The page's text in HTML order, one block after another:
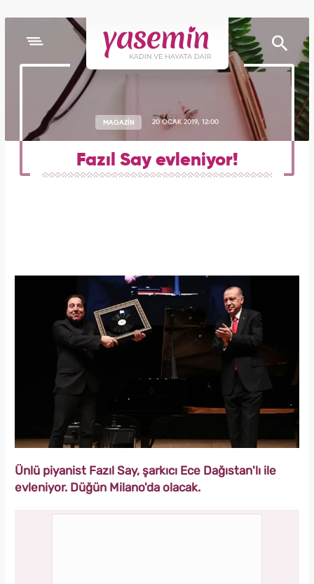
MAGAZİN 20 OCAK 2019, 12:00
Fazıl Say evleniyor!
Ünlü piyanist Fazıl Say, şarkıcı Ece Dağıstan'lı ile
evleniyor. Düğün Milano'da olacak.